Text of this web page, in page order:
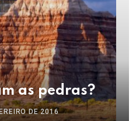
as pedras?
DE 2016